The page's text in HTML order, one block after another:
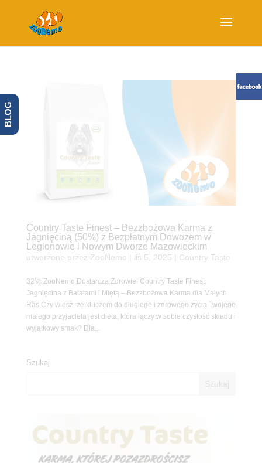
Country Taste Finest – Bezzbożowa Karma z
Jagnięciną (50%) z Bezpłatnym Dowozem w
Legionowie i Nowym Dworze Mazowieckim
utworzone przez ZooNemo lis 5, 2025 Country Taste
32🚀 ZooNemo Dostarcza Zdrowie! Country Taste Finest:
Jagnięcina z Batatami i Miętą – Bezzbożowa Karma dla Małych
Ras Czy wiesz, że kluczem do długiego i zdrowego życia Twojego
małego przyjaciela jest dieta, która łączy w sobie czystość składu i
wyjątkowy smak? Dla...
Szukaj
BLOG